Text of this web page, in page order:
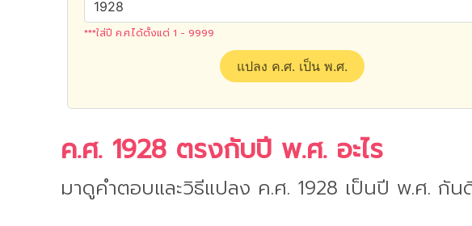
***ใส่ปี ค.ศ.ได้ตั้งแต่ 1 - 9999
แปลง ค.ศ. เป็น พ.ศ.
ค.ศ. 1928 ตรงกับปี พ.ศ. อะไร
มาดูคำตอบและวิธีแปลง ค.ศ. 1928 เป็นปี พ.ศ. กัน